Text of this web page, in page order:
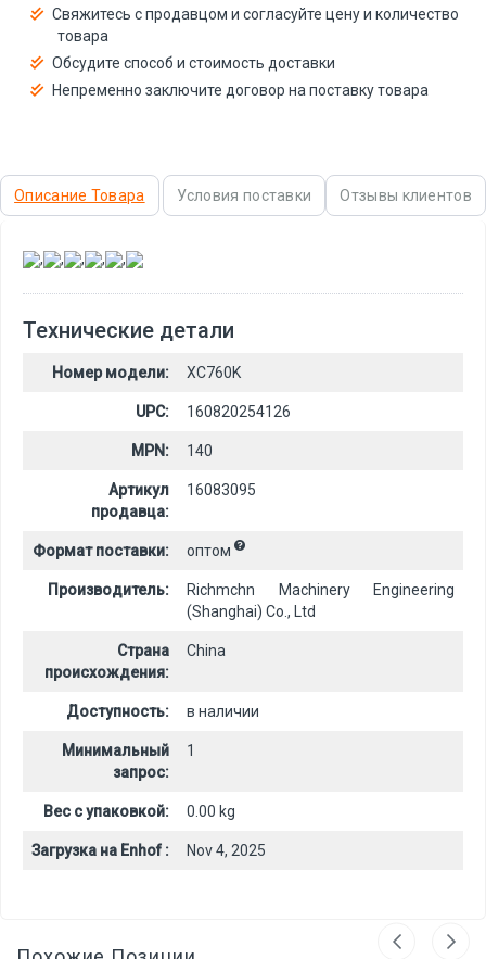
Свяжитесь с продавцом и согласуйте цену и количество
товара
Обсудите способ и стоимость доставки
Непременно заключите договор на поставку товара
Описание Товара Условия поставки Отзывы клиентов
, , , , ,
Технические детали
Номер модели: XC760K
UPC: 160820254126
MPN: 140
Артикул
продавца:
16083095
Формат поставки: оптом
Производитель:
Richmchn Machinery Engineering
(Shanghai) Co., Ltd
Страна
происхождения:
China
Доступность: в наличии
Минимальный
запрос:
1
Вес с упаковкой: 0.00 kg
Загрузка на Enhof : Nov 4, 2025